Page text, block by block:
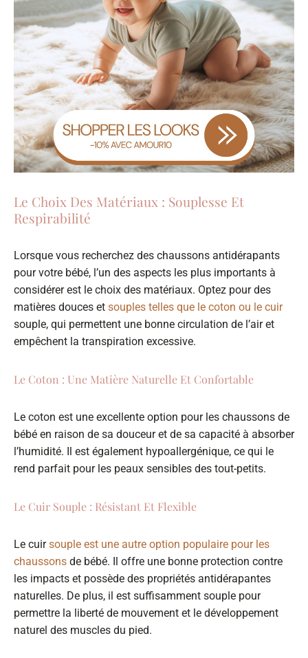
Le Choix Des Matériaux : Souplesse Et
Respirabilité
Lorsque vous recherchez des chaussons antidérapants
pour votre bébé, l’un des aspects les plus importants à
considérer est le choix des matériaux. Optez pour des
matières douces et souples telles que le coton ou le cuir
souple, qui permettent une bonne circulation de l’air et
empêchent la transpiration excessive.
Le Coton : Une Matière Naturelle Et Confortable
Le coton est une excellente option pour les chaussons de
bébé en raison de sa douceur et de sa capacité à absorber
l’humidité. Il est également hypoallergénique, ce qui le
rend parfait pour les peaux sensibles des tout-petits.
Le Cuir Souple : Résistant Et Flexible
Le cuirsouple est une autre option populaire pour les
chaussons de bébé. Il offre une bonne protection contre
les impacts et possède des propriétés antidérapantes
naturelles. De plus, il est suffisamment souple pour
permettre la liberté de mouvement et le développement
naturel des muscles du pied.